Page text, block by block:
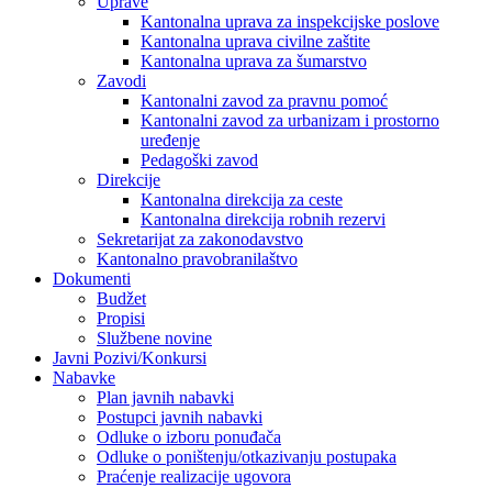
Kantonalna uprava za inspekcijske poslove
Kantonalna uprava civilne zaštite
Kantonalna uprava za šumarstvo
Zavodi
Kantonalni zavod za pravnu pomoć
Kantonalni zavod za urbanizam i prostorno
uređenje
Pedagoški zavod
Direkcije
Kantonalna direkcija za ceste
Kantonalna direkcija robnih rezervi
Sekretarijat za zakonodavstvo
Kantonalno pravobranilaštvo
Dokumenti
Budžet
Propisi
Službene novine
Javni Pozivi/Konkursi
Nabavke
Plan javnih nabavki
Postupci javnih nabavki
Odluke o izboru ponuđača
Odluke o poništenju/otkazivanju postupaka
Praćenje realizacije ugovora